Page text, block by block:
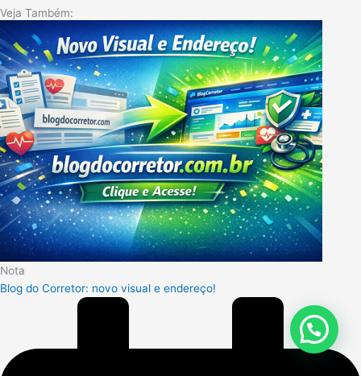
Veja Também:
Nota
Blog do Corretor: novo visual e endereço!